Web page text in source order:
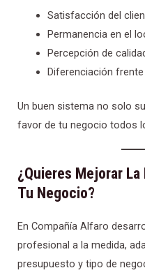
Satisfacción del
Permanencia en el
Percepción de
Diferenciación
Un buen sistema no solo
favor de tu negocio todos
¿Quieres Mejorar
Tu Negocio?
En Compañía Alfaro
profesional a la medida,
presupuesto y tipo de